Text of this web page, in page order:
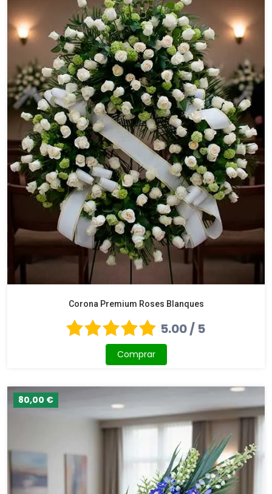
Corona Premium Roses Blanques
5.00 / 5
Comprar
80,00 €